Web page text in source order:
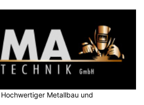
Metallbau und